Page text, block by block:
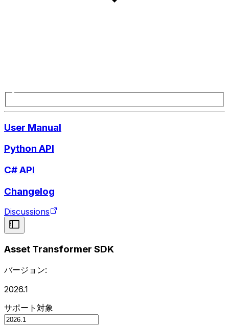
User Manual
Python API
C# API
Changelog
Discussions
Asset Transformer SDK
バージョン:
2026.1
サポート対象